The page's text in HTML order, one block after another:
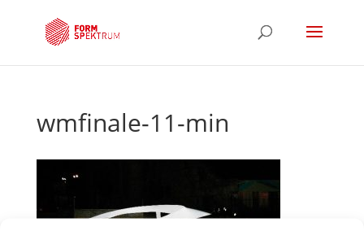
wmfinale-11-min